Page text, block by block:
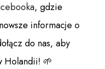
, gdzie
informacje o
do nas, aby
Holandii! 🌱